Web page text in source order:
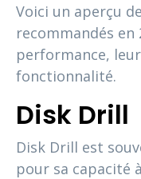
Voici un aperçu
recommandés en
performance,
fonctionnalité.
Disk Drill
Disk Drill est
pour sa capacité